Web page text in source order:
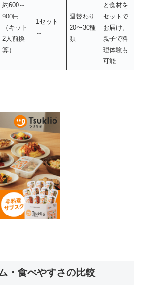
約600～
900円
（キット
2人前換
算）
1セット
～
週替わり
20〜30種
類
と食材を
セットで
お届け。
親子で料
理体験も
可能
・食べやすさの比較